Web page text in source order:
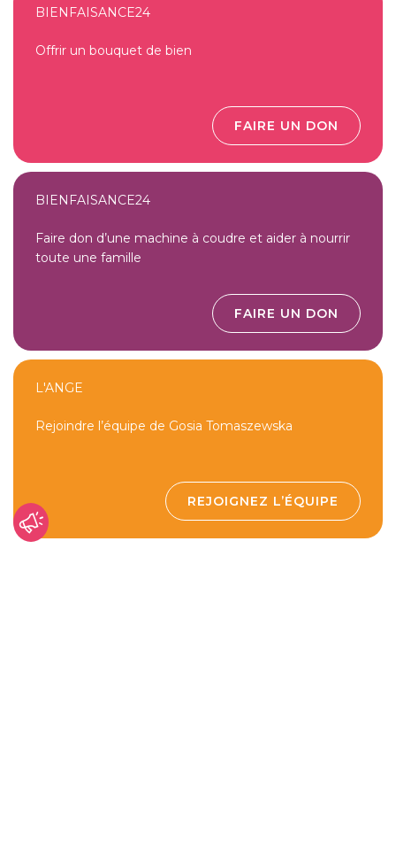
BIENFAISANCE24
Offrir un bouquet de bien
FAIRE UN DON
BIENFAISANCE24
Faire don d’une machine à coudre et aider à nourrir
toute une famille
FAIRE UN DON
L'ANGE
Rejoindre l’équipe de Gosia Tomaszewska
REJOIGNEZ L’ÉQUIPE